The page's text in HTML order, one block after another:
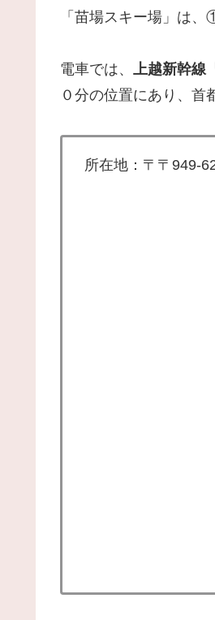
「苗場スキー場」は
電車では、 上越新幹線
０分の位置にあり、首
所在地：〒〒949-